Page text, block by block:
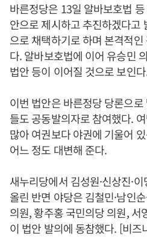
바른정당은 13일 알바보호법
안으로 제시하고 추진하겠다고
으로 채택하기로 하며 본격적
다. 알바보호법에 이어 유승민
법안 등이 이어질 것으로 보인
이번 법안은 바른정당 당론으
들도 공동발의자로 참여했다.
많아 여권보다 야권에 기울어
어느 정도 대변해 준다.
새누리당에서 김성원·신상진·
올린 반면 야당은 김철민·남인
의원, 황주홍 국민의당 의원, 서
이 법안 발의에 동참했다. [비